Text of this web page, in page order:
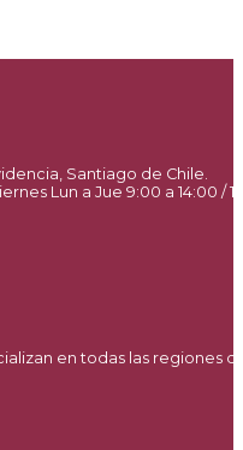
Santiago de Chile.
Lun a Jue 9:00 a 14:00 /
en todas las regiones